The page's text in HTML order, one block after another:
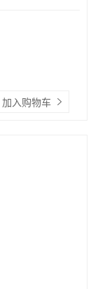
加入购物车